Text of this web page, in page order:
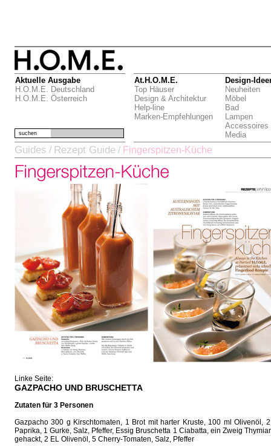
Aktuelle Ausgabe
H.O.M.E. Deutschland
H.O.M.E. Österreich
At.H.O.M.E.
Top Häuser
Design & Architektur
Help-line
Marken-Empfehlungen
Design-
Neuheiten
Möbel
Bad
Lampen
Accessoires
Media
suchen
Guides / Rezept Guide / Fingerspitzen-Küche
Linke Seite:
GAZPACHO UND BRUSCHETTA
Zutaten für 3 Personen
Gazpacho 300 g Kirschtomaten, 1 Brot mit harter Kruste, 100 ml Olivenöl,
Paprika, 1 Gurke, Salz, Pfeffer, Essig Bruschetta 1 Ciabatta, ein Zweig
gehackt, 2 EL Olivenöl, 5 Cherry-Tomaten, Salz, Pfeffer